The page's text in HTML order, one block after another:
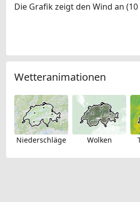
Die Grafik zeigt den Wind an
Wetteranimationen
Niederschläge Wolken